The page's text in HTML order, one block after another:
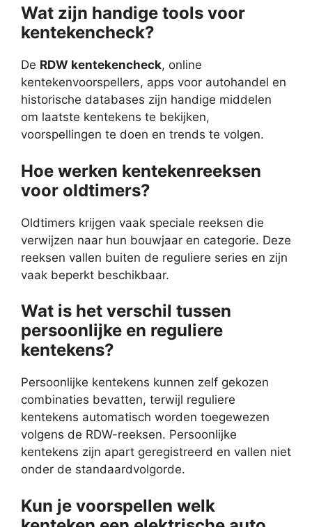
Wat zijn handige tools voor
kentekencheck?
De RDW kentekencheck, online
kentekenvoorspellers, apps voor autohandel en
historische databases zijn handige middelen
om laatste kentekens te bekijken,
voorspellingen te doen en trends te volgen.
Hoe werken kentekenreeksen
voor oldtimers?
Oldtimers krijgen vaak speciale reeksen die
verwijzen naar hun bouwjaar en categorie. Deze
reeksen vallen buiten de reguliere series en zijn
vaak beperkt beschikbaar.
Wat is het verschil tussen
persoonlijke en reguliere
kentekens?
Persoonlijke kentekens kunnen zelf gekozen
combinaties bevatten, terwijl reguliere
kentekens automatisch worden toegewezen
volgens de RDW-reeksen. Persoonlijke
kentekens zijn apart geregistreerd en vallen niet
onder de standaardvolgorde.
Kun je voorspellen welk